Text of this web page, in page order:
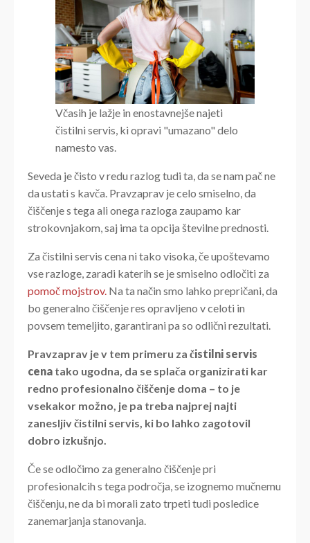
Včasih je lažje in enostavnejše najeti
čistilni servis, ki opravi "umazano" delo
namesto vas.
Seveda je čisto v redu razlog tudi ta, da se nam pač ne
da ustati s kavča. Pravzaprav je celo smiselno, da
čiščenje s tega ali onega razloga zaupamo kar
strokovnjakom, saj ima ta opcija številne prednosti.
Za čistilni servis cena ni tako visoka, če upoštevamo
vse razloge, zaradi katerih se je smiselno odločiti za
pomoč mojstrov. Na ta način smo lahko prepričani, da
bo generalno čiščenje res opravljeno v celoti in
povsem temeljito, garantirani pa so odlični rezultati.
Pravzaprav je v tem primeru za čistilni servis
cena tako ugodna, da se splača organizirati kar
redno profesionalno čiščenje doma – to je
vsekakor možno, je pa treba najprej najti
zanesljiv čistilni servis, ki bo lahko zagotovil
dobro izkušnjo.
Če se odločimo za generalno čiščenje pri
profesionalcih s tega področja, se izognemo mučnemu
čiščenju, ne da bi morali zato trpeti tudi posledice
zanemarjanja stanovanja.